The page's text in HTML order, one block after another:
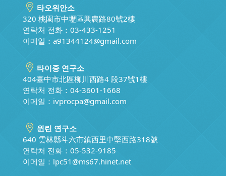
타오위안소
320 桃園市中壢區興農路80號2樓
연락처 전화：03-433-1251
이메일： a91344124@gmail.com
타이중 연구소
404臺中市北區柳川西路4 段37號1樓
연락처 전화：04-3601-1668
이메일： ivprocpa@gmail.com
윈린 연구소
640 雲林縣斗六市鎮西里中堅西路318號
연락처 전화：05-532-9185
이메일： lpc51@ms67.hinet.net